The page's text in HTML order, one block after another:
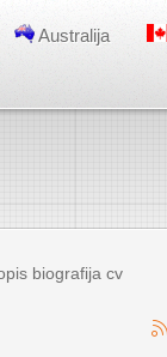
Australija
biografija cv